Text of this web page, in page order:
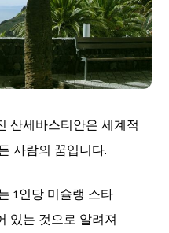
산세바스티안은 세계적
사람의 꿈입니다.
1인당 미슐랭 스타
있는 것으로 알려져